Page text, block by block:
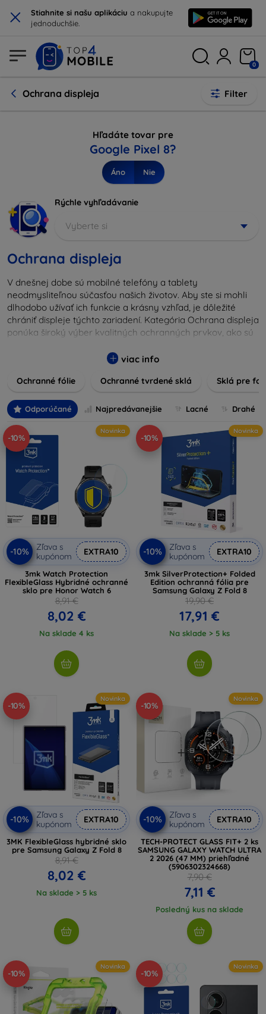
× Stiahnite si našu aplikáciu a nakupujte
jednoduchšie.
0
Ochrana displeja Filter
Hľadáte tovar pre
Google Pixel 8?
Áno Nie
Rýchle vyhľadávanie
Vyberte si
Ochrana displeja
V dnešnej dobe sú mobilné telefóny a tablety
neodmysliteľnou súčasťou našich životov. Aby ste si mohli
dlhodobo užívať ich funkcie a krásny vzhľad, je dôležité
chrániť displeje týchto zariadení. Kategória Ochrana displeja
ponúka široký výber kvalitných ochranných prvkov, ako sú
bezpečnosť a predlžujú životnosť obrazoviek. Tvrdené sklá
zatiaľ čo fólie zabezpečujú ochranu proti drobným
Vyberte si tú správnu ochranu pre váš prístroj a chráňte
svoje investície pred každodennými nástrahami. Naša
ponuka zahŕňa produkty kompatibilné s rôznymi značkami
a modelmi, čím zaručujeme, že každý zákazník nájde
ideálnu ochranu pre svoje zariadenie.
viac info
Ochranné fólie Ochranné tvrdené sklá Sklá pre
Odporúčané Najpredávanejšie Lacné Drahé
-10%
Novinka
-10%
Zľava s
kupónom
EXTRA10
3mk Watch Protection
FlexibleGlass Hybridné ochranné
sklo pre Honor Watch 6
8,91 €
8,02 €
Na sklade 4 ks
-10%
Novinka
-10%
Zľava s
kupónom
EXTRA10
3mk SilverProtection+ Folded
Edition ochranná fólia pre
Samsung Galaxy Z Fold 8
19,90 €
17,91 €
Na sklade > 5 ks
-10%
Novinka
-10%
Zľava s
kupónom
EXTRA10
3MK FlexibleGlass hybridné sklo
pre Samsung Galaxy Z Fold 8
8,91 €
8,02 €
Na sklade > 5 ks
-10%
Novinka
-10%
Zľava s
kupónom
EXTRA10
TECH-PROTECT GLASS FIT+ 2 ks
SAMSUNG GALAXY WATCH ULTRA
2 2026 (47 MM) priehľadné
(5906302324668)
7,90 €
7,11 €
Posledný kus na sklade
-10%
Novinka
-10%
Novinka